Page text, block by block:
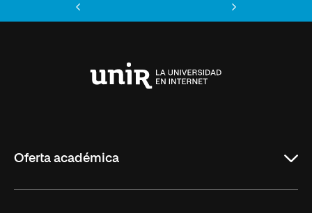
Oferta académica